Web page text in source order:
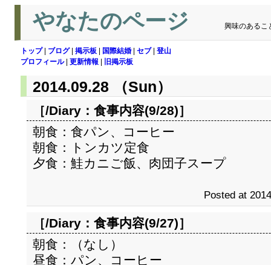
やなたのページ 興味のあるこ
トップ| ブログ| 掲示板 国際結婚 セブ| 登山
プロフィール| 更新情報 旧掲示板
2014.09.28 （Sun）
［/Diary： 食事内容(9/28)］
朝食：食パン、コーヒー
朝食：トンカツ定食
夕食：鮭カニご飯、肉団子スープ
Posted at
［/Diary： 食事内容(9/27)］
朝食：（なし）
昼食：パン、コーヒー